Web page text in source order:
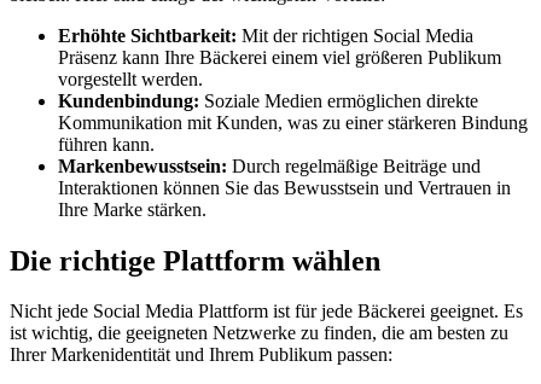
Erhöhte Sichtbarkeit: Mit der richtigen Social Media
Präsenz kann Ihre Bäckerei einem viel größeren Publikum
vorgestellt werden.
Kundenbindung: Soziale Medien ermöglichen direkte
Kommunikation mit Kunden, was zu einer stärkeren Bindung
führen kann.
Markenbewusstsein: Durch regelmäßige Beiträge und
Interaktionen können Sie das Bewusstsein und Vertrauen in
Ihre Marke stärken.
Die richtige Plattform wählen
Nicht jede Social Media Plattform ist für jede Bäckerei geeignet. Es
ist wichtig, die geeigneten Netzwerke zu finden, die am besten zu
Ihrer Markenidentität und Ihrem Publikum passen: